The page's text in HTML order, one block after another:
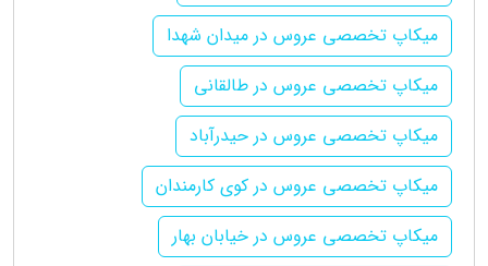
میکاپ تخصصی عروس در میدان شهدا
میکاپ تخصصی عروس در طالقانی
میکاپ تخصصی عروس در حیدرآباد
میکاپ تخصصی عروس در کوی کارمندان
میکاپ تخصصی عروس در خیابان بهار